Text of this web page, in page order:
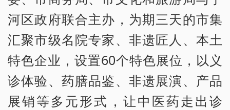
河区政府联合主办，为期三天的市集
汇聚市级名院专家、非遗匠人、本土
特色企业，设置60个特色展位，以义
诊体验、药膳品鉴、非遗展演、产品
展销等多元形式，让中医药走出诊